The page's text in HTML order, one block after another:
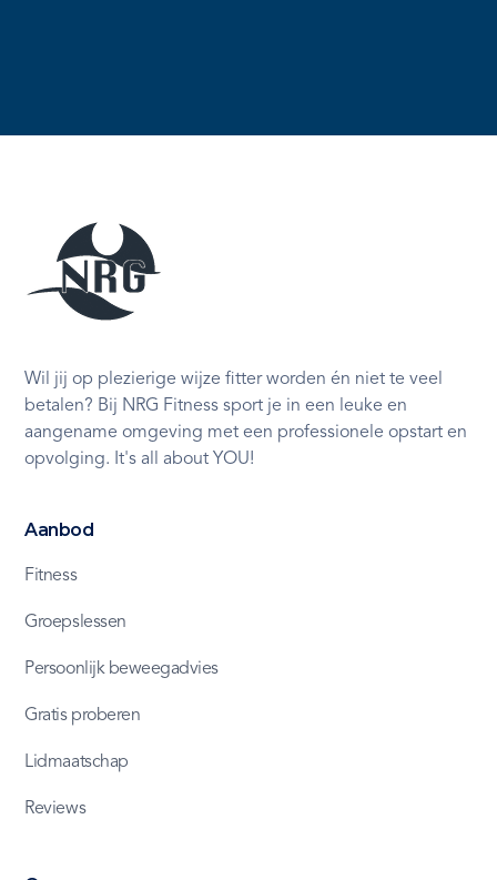
Wil jij op plezierige wijze fitter worden én niet te veel
betalen? Bij NRG Fitness sport je in een leuke en
aangename omgeving met een professionele opstart en
opvolging. It's all about YOU!
Aanbod
Fitness
Groepslessen
Persoonlijk beweegadvies
Gratis proberen
Lidmaatschap
Reviews